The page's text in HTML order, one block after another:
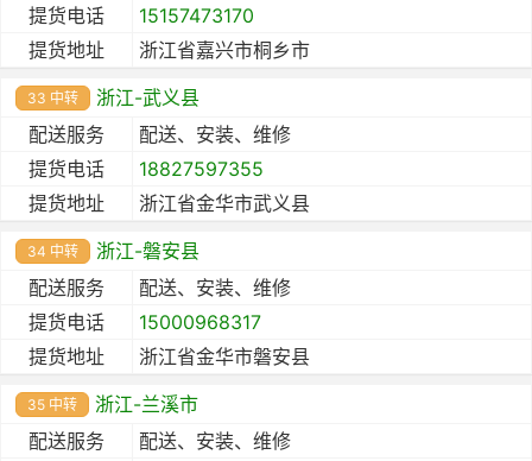
提货电话
15157473170
提货地址
浙江省嘉兴市桐乡市
33 中转
浙江-武义县
配送服务
配送、安装、维修
提货电话
18827597355
提货地址
浙江省金华市武义县
34 中转
浙江-磐安县
配送服务
配送、安装、维修
提货电话
15000968317
提货地址
浙江省金华市磐安县
35 中转
浙江-兰溪市
配送服务
配送、安装、维修